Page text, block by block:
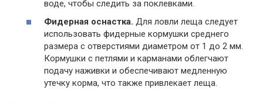
воде, чтобы следить за поклевками.
Фидерная оснастка. Для ловли леща следует
использовать фидерные кормушки среднего
размера с отверстиями диаметром от 1 до 2 мм.
Кормушки с петлями и карманами облегчают
подачу наживки и обеспечивают медленную
утечку корма, что также привлекает леща.